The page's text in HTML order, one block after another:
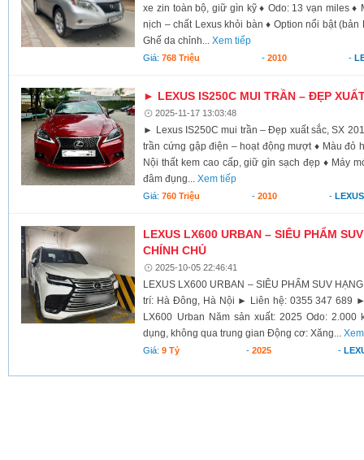
xe zin toàn bộ, giữ gìn kỹ ♦ Odo: 13 vạn miles ♦
nịch – chất Lexus khỏi bàn ♦ Option nổi bật
Ghế da chỉnh...Xem tiếp
Giá:768 Triệu -2010 -
► LEXUS IS250C MUI TRẦN – ĐẸP
2025-11-17 13:03:48
► Lexus IS250C mui trần – Đẹp xuất sắc, SX
trần cứng gập điện – hoạt động mượt ♦ Màu đỏ
Nội thất kem cao cấp, giữ gìn sạch đẹp ♦ Máy
đâm đụng...Xem tiếp
Giá:760 Triệu -2010 - LEXUS
LEXUS LX600 URBAN – SIÊU PHẨM
CHÍNH CHỦ
2025-10-05 22:46:41
LEXUS LX600 URBAN – SIÊU PHẨM SUV
trí: Hà Đông, Hà Nội ► Liên hệ: 0355 347 689
LX600 Urban Năm sản xuất: 2025 Odo:
dụng, không qua trung gian Động cơ: Xăng...
Giá:9 Tỷ -2025 -